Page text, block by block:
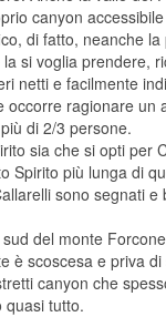
canyon
di fatto, neanche
si voglia prendere,
netti e facilmente
ragionare
di 2/3 persone.
sia che si opti per
più lunga di
sono segnati
del monte
scoscesa e priva
canyon che
quasi tutto.